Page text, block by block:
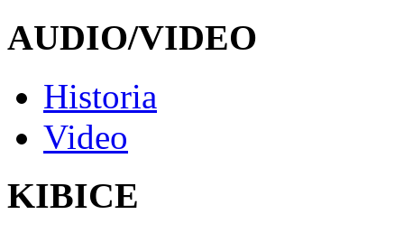
AUDIO/VIDEO
Historia
Video
KIBICE